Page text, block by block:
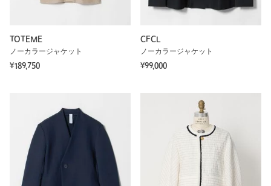
TOTEME
ノーカラージャケット
¥189,750
CFCL
ノーカラージャケット
¥99,000